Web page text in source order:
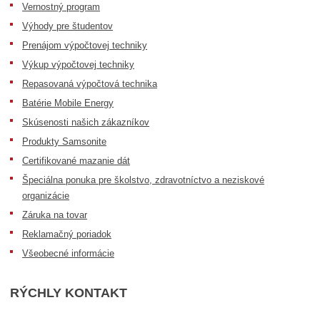
Vernostný program
Výhody pre študentov
Prenájom výpočtovej techniky
Výkup výpočtovej techniky
Repasovaná výpočtová technika
Batérie Mobile Energy
Skúsenosti našich zákazníkov
Produkty Samsonite
Certifikované mazanie dát
Špeciálna ponuka pre školstvo, zdravotníctvo a neziskové
organizácie
Záruka na tovar
Reklamačný poriadok
Všeobecné informácie
RÝCHLY KONTAKT